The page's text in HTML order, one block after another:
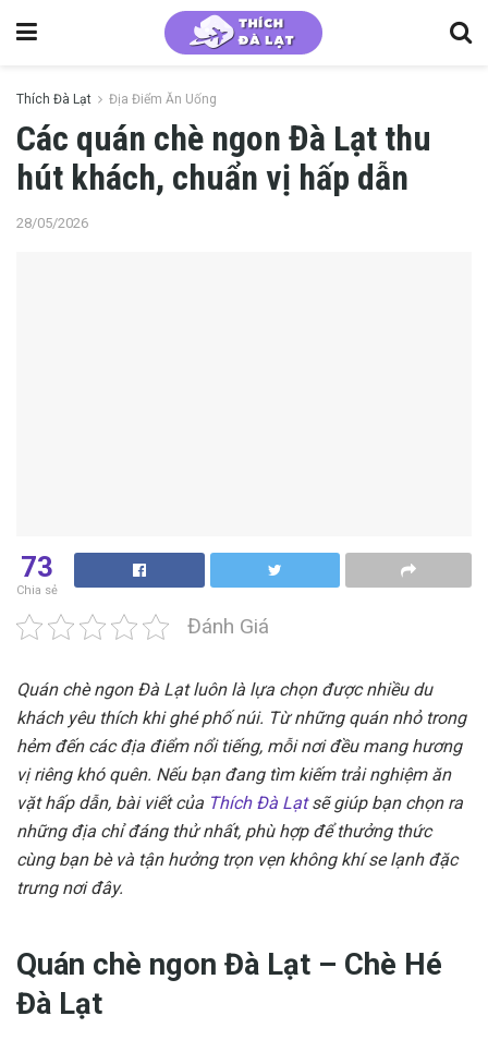
Thích Đà Lạt Địa Điểm Ăn Uống
Các quán chè ngon Đà Lạt thu
hút khách, chuẩn vị hấp dẫn
28/05/2026
73
Chia sẻ
Đánh Giá
Quán chè ngon Đà Lạt luôn là lựa chọn được nhiều du
khách yêu thích khi ghé phố núi. Từ những quán nhỏ trong
hẻm đến các địa điểm nổi tiếng, mỗi nơi đều mang hương
vị riêng khó quên. Nếu bạn đang tìm kiếm trải nghiệm ăn
vặt hấp dẫn, bài viết của Thích Đà Lạtsẽ giúp bạn chọn ra
những địa chỉ đáng thử nhất, phù hợp để thưởng thức
cùng bạn bè và tận hưởng trọn vẹn không khí se lạnh đặc
trưng nơi đây.
Quán chè ngon Đà Lạt – Chè Hé
Đà Lạt